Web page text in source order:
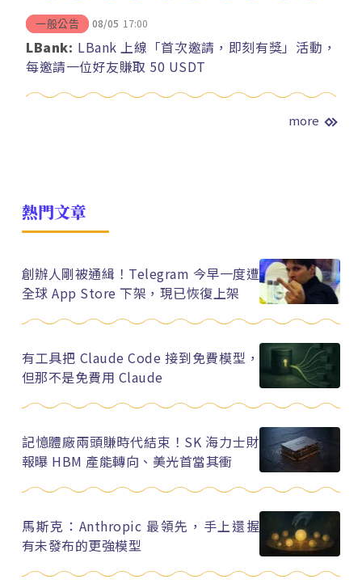
一般公告 08/05 17:00
LBank: LBank 上線「首次邀請，即刻有獎」活動，
每邀請一位好友賺取 50 USDT
more
熱門文章
創辦人剛被通緝！Telegram 今早一度遭
全球 App Store 下架，現已恢復上架
有工具把 Claude Code 接到免費模型，
但那不是免費用 Claude
記憶體廠兩頭賺時代結束！SK 海力士財
報曝 HBM 產能轉向、美光首當其衝
馬斯克：Anthropic 最領先，手上還握
有未發布的更強模型